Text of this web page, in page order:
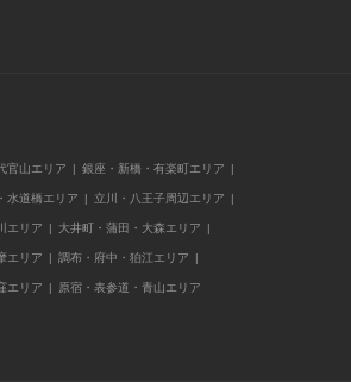
官山エリア 銀座・新橋・有楽町エリア
水道橋エリア 立川・八王子周辺エリア
エリア 大井町・蒲田・大森エリア
エリア 調布・府中・狛江エリア
エリア 原宿・表参道・青山エリア